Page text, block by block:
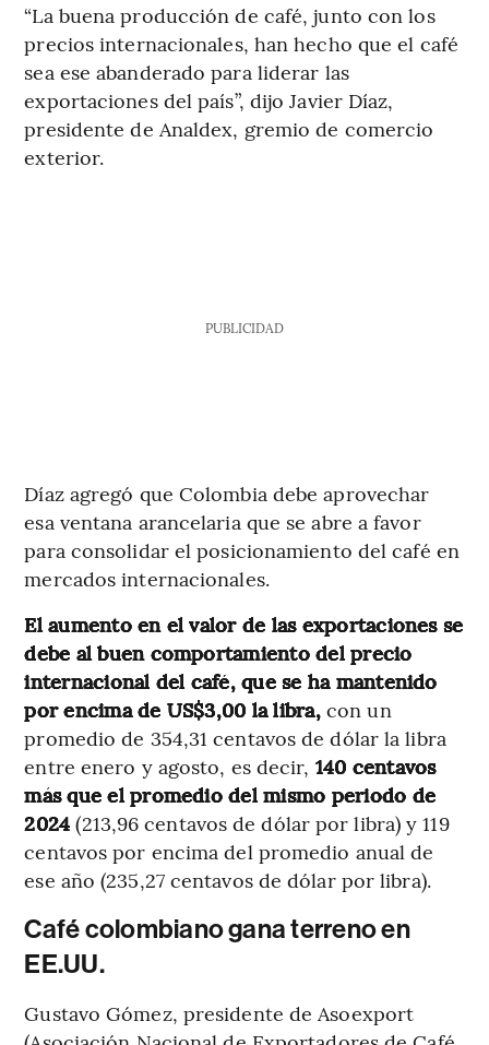
“La buena producción de café, junto con los
precios internacionales, han hecho que el café
sea ese abanderado para liderar las
exportaciones del país”, dijo Javier Díaz,
presidente de Analdex, gremio de comercio
exterior.
PUBLICIDAD
Díaz agregó que Colombia debe aprovechar
esa ventana arancelaria que se abre a favor
para consolidar el posicionamiento del café en
mercados internacionales.
El aumento en el valor de las exportaciones se
debe al buen comportamiento del precio
internacional del café, que se ha mantenido
por encima de US$3,00 la libra,con un
promedio de 354,31 centavos de dólar la libra
entre enero y agosto, es decir, 140 centavos
más que el promedio del mismo periodo de
2024 (213,96 centavos de dólar por libra) y 119
centavos por encima del promedio anual de
ese año (235,27 centavos de dólar por libra).
Café colombiano gana terreno en
EE.UU.
Gustavo Gómez, presidente de Asoexport